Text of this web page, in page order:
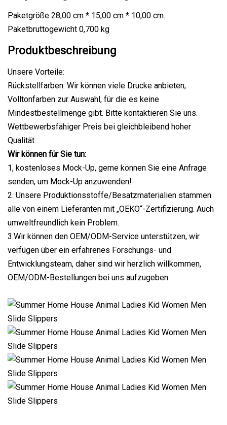
Paketgröße 28,00 cm * 15,00 cm * 10,00 cm.
Paketbruttogewicht 0,700 kg
Produktbeschreibung
Unsere Vorteile:
Rückstellfarben: Wir können viele Drucke anbieten,
Volltonfarben zur Auswahl, für die es keine
Mindestbestellmenge gibt. Bitte kontaktieren Sie uns.
Wettbewerbsfähiger Preis bei gleichbleibend hoher
Qualität.
Wir können für Sie tun:
1, kostenloses Mock-Up, gerne können Sie eine Anfrage
senden, um Mock-Up anzuwenden!
2. Unsere Produktionsstoffe/Besatzmaterialien stammen
alle von einem Lieferanten mit „OEKO“-Zertifizierung. Auch
umweltfreundlich kein Problem.
3.Wir können den OEM/ODM-Service unterstützen, wir
verfügen über ein erfahrenes Forschungs- und
Entwicklungsteam, daher sind wir herzlich willkommen,
OEM/ODM-Bestellungen bei uns aufzugeben.